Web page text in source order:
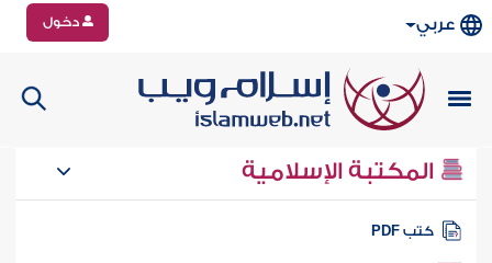
عربي دخول
المكتبة الإسلامية